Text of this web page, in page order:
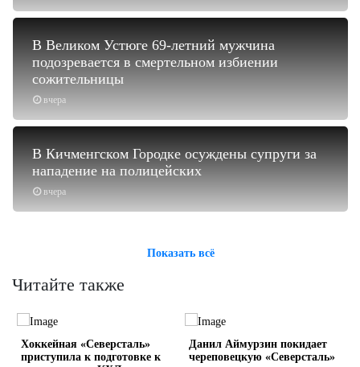
вчера
В Великом Устюге 69-летний мужчина
подозревается в смертельном избиении
сожительницы
вчера
В Кичменгском Городке осуждены супруги за
нападение на полицейских
Показать всё
Читайте также
Хоккейная «Северсталь»
приступила к подготовке к
Данил Аймурзин покидает
череповецкую «Северсталь»